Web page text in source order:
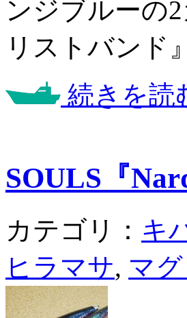
ンジブルーの
リストバンド
続きを読
SOULS『
カテゴリ： キ
ヒラマサ, マグ